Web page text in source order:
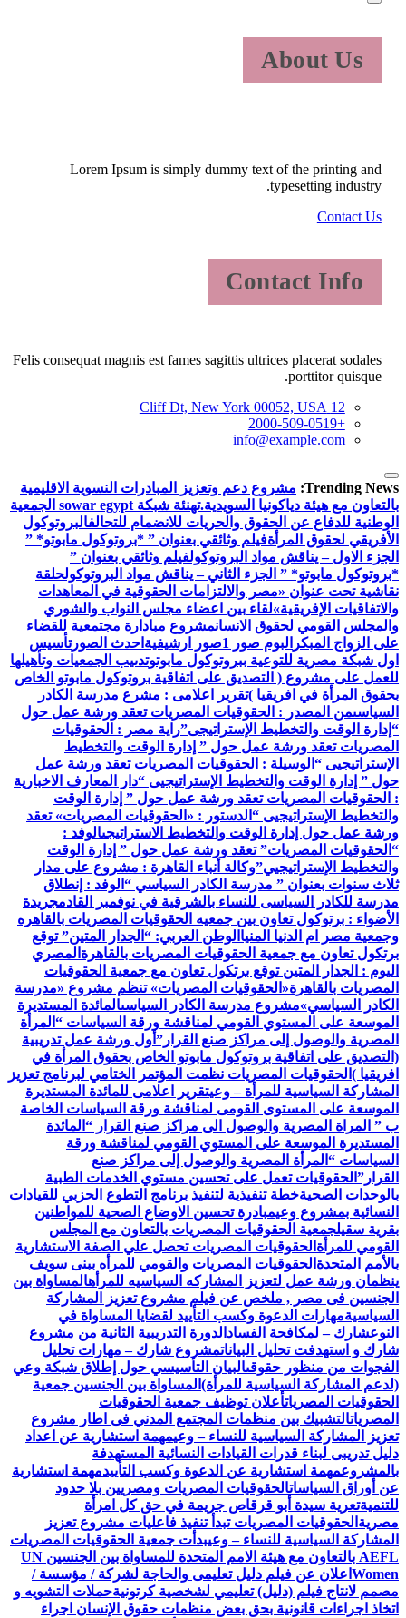
About Us
Lorem Ipsum is simply dummy text of the printing and
typesetting industry.
Contact Us
Contact Info
Felis consequat magnis est fames sagittis ultrices placerat sodales
porttitor quisque.
12 Cliff Dt, New York 00052, USA
+2000-509-0519
info@example.com
Trending News: مشروع دعم وتعزيز المبادرات النسوية الاقليمية
بالتعاون مع هيئة دياكونيا السويدية.
تهنئة شبكة sowar egypt الجمعية
الوطنية للدفاع عن الحقوق والحريات للانضمام للتحالفالبروتوكول
الأفريقي لحقوق المرأةفيلم وثائقي بعنوان ” *بروتوكول مابوتو* ”
الجزء الاول – يناقش مواد البروتوكولفيلم وثائقي بعنوان ”
*بروتوكول مابوتو* ” الجزء الثاني – يناقش مواد البروتوكولحلقة
نقاشية تحت عنوان «مصر والالتزامات الحقوقية في المعاهدات
والاتفاقيات الإفريقية»لقاء بين اعضاء مجلس النواب والشوري
والمجلس القومي لحقوق الانسانمشروع مبادارة مجتمعية للقضاء
على الزواج المبكر البوم صور 1 صور ارشيفية احدث الصورتأسيس
اول شبكة مصرية للتوعية ببروتوكول مابوتوتدىيب الجمعيات وتأهيلها
للعمل على مشروع ( التصديق على اتفاقية بروتوكول مابوتو الخاص
بحقوق المرأة في افريقيا )تقرير اعلامى : مشرع مدرسة الكادر
السياسىمن المصدر : الحقوقيات المصريات تعقد ورشة عمل حول
“إدارة الوقت والتخطيط الإستراتيجى”راية مصر : الحقوقيات
المصريات تعقد ورشة عمل حول ” إدارة الوقت والتخطيط
الإستراتيجيى “ الوسيلة : الحقوقيات المصريات تعقد ورشة عمل
حول ” إدارة الوقت والتخطيط الإستراتيجيى “دار المعارف الاخبارية
: الحقوقيات المصريات تعقد ورشة عمل حول ” إدارة الوقت
والتخطيط الإستراتيجيى “ الدستور : «الحقوقيات المصريات» تعقد
ورشة عمل حول إدارة الوقت والتخطيط الاستراتيجىالوفد :
“الحقوقيات المصريات” تعقد ورشة عمل حول ” إدارة الوقت
والتخطيط الإستراتيجيي”وكالة أنباء القاهرة : مشروع على مدار
ثلاث سنوات بعنوان ” مدرسة الكادر السياسي “ الوفد : إنطلاق
مدرسة للكادر السياسى للنساء بالشرقية في نوفمبر القادمجريدة
الأضواء : برتوكول تعاون بين جمعيه الحقوقيات المصريات بالقاهره
وجمعية مصر ام الدنيا المنيا الوطن العربي: “الجدار المتين” توقع
برتكول تعاون مع جمعية الحقوقيات المصريات بالقاهرة المصري
اليوم : الجدار المتين توقع برتكول تعاون مع جمعية الحقوقيات
المصريات بالقاهرة«الحقوقيات المصريات» تنظم مشروع «مدرسة
الكادر السياسي»مشروع مدرسة الكادر السياسىالمائدة المستديرة
الموسعة على المستوي القومي لمناقشة ورقة السياسات “المرأة
المصرية والوصول إلى مراكز صنع القرار” أول ورشة عمل تدريبية
(التصديق على اتفاقية بروتوكول مابوتو الخاص بحقوق المرأة في
افريقيا ) الحقوقيات المصريات نظمت المؤتمر الختامي لبرنامج تعزيز
المشاركة السياسية للمرأة – وعيتقرير اعلامى للمائدة المستديرة
الموسعة على المستوى القومى لمناقشة ورقة السياسات الخاصة
ب ” المراة المصرية والوصول الى مراكز صنع القرار “ المائدة
المستديرة الموسعة على المستوي القومي لمناقشة ورقة
السياسات “المرأة المصرية والوصول إلى مراكز صنع
القرار” الحقوقيات تعمل على تحسين مستوي الخدمات الطبية
بالوحدات الصحيةخطة تنفيذية لتنفيذ برنامج التطوع الحزبي للقيادات
النسائية بمشروع وعيمبادرة تحسين الاوضاع الصحية للمواطنين
بقرية سقيلجمعية الحقوقيات المصريات بالتعاون مع المجلس
القومي للمرأة الحقوقيات المصريات تحصل علي الصفة الاستشارية
بالأمم المتحدة الحقوقيات المصريات والقومي للمرأه ببنى سويف
ينظمان ورشة عمل لتعزيز المشاركه السياسيه للمرأهالمساواة بين
الجنسين فى مصر , ملخص عن فيلم مشروع تعزيز المشاركة
السياسيةمهارات الدعوة وكسب التأييد لقضايا المساواة في
النوعشارك – لمكافحة الفساد الدورة التدريبية الثانية من مشروع
شارك و استهدفت تحليل البياناتمشروع شارك – مهارات تحليل
الفجوات من منظور حقوقىالبيان التأسيسي حول إطلاق شبكة وعي
(لدعم المشاركة السياسية للمرأة) المساواة بين الجنسين جمعية
الحقوقيات المصرياتأعلان توظيف جمعية الحقوقيات
المصرياتالتشبيك بين منظمات المجتمع المدني فى اطار مشروع
تعزيز المشاركة السياسية للنساء – وعيمهمة استشارية عن اعداد
دليل تدريبى لبناء قدرات القيادات النسائية المستهدفة
بالمشروعمهمة استشارية عن الدعوة وكسب التأييدمهمة استشارية
عن أوراق السياساتالحقوقيات المصريات ومصريين بلا حدود
للتنميةتعرية سيدة أبو قرقاص جريمة في حق كل امرأة
مصرية الحقوقيات المصريات تبدأ تنفيذ فاعليات مشروع تعزيز
المشاركة السياسية للنساء – وعيبدأت جمعية الحقوقيات المصريات
AEFL بالتعاون مع هيئة الامم المتحدة للمساواة بين الجنسين UN
Women اعلان عن فيلم دليل تعليمى والحاجة لشركة / مؤسسة /
مصمم لانتاج فيلم (دليل) تعليمي لشخصية كرتونيةحملات التشويه و
اتخاذ اجراءات قانونية بحق بعض منظمات حقوق الإنسان اجراء